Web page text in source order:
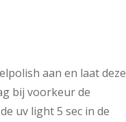
aan en laat deze
bij voorkeur de
uv light 5 sec in de